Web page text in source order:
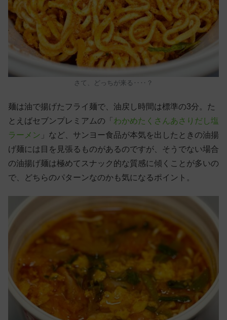
さて、どっちが来る‥‥？
麺は油で揚げたフライ麺で、油戻し時間は標準の3分。た
とえばセブンプレミアムの「 わかめたくさんあさりだし塩
ラーメン 」など、サンヨー食品が本気を出したときの油揚
げ麺には目を見張るものがあるのですが、そうでない場合
の油揚げ麺は極めてスナック的な質感に傾くことが多いの
で、どちらのパターンなのかも気になるポイント。